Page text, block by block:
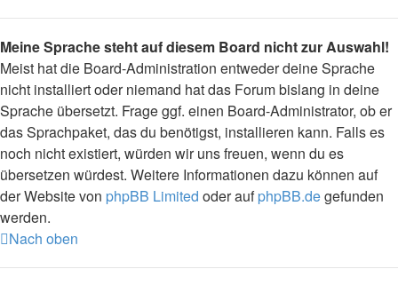
Meine Sprache steht auf diesem Board nicht zur Auswahl!
Meist hat die Board-Administration entweder deine Sprache
nicht installiert oder niemand hat das Forum bislang in deine
Sprache übersetzt. Frage ggf. einen Board-Administrator, ob er
das Sprachpaket, das du benötigst, installieren kann. Falls es
noch nicht existiert, würden wir uns freuen, wenn du es
übersetzen würdest. Weitere Informationen dazu können auf
der Website von phpBB Limited oder aufphpBB.degefunden
werden.
Nach oben